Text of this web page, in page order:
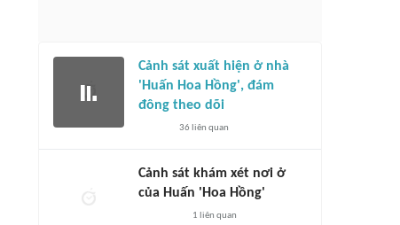
Cảnh sát xuất hiện ở nhà
'Huấn Hoa Hồng', đám
đông theo dõi
36 liên quan
Cảnh sát khám xét nơi ở
của Huấn 'Hoa Hồng'
1 liên quan